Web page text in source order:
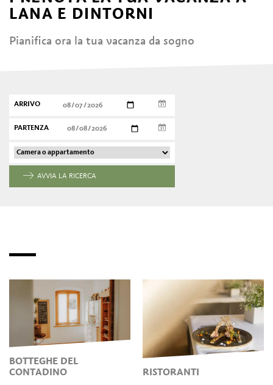
LANA E DINTORNI
Pianifica ora la tua vacanza da sogno
ARRIVO
PARTENZA
AVVIA LA RICERCA
BOTTEGHE DEL
CONTADINO
RISTORANTI